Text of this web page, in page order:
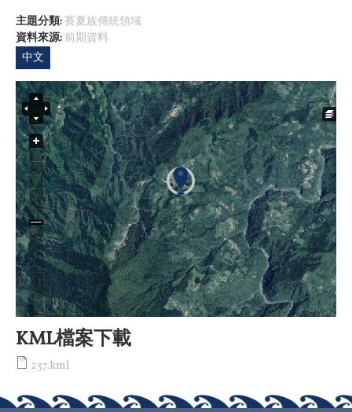
主題分類: 賽夏族傳統領域
資料來源:前期資料
中文
KML檔案下載
237.kml